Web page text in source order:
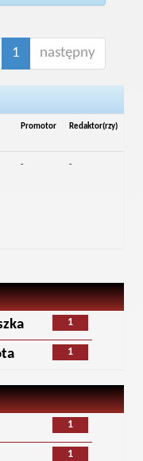
1 następny
Promotor Redaktor(rzy)
- -
1
1
1
1